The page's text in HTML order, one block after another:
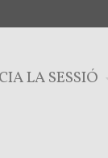
LA SESSIÓ